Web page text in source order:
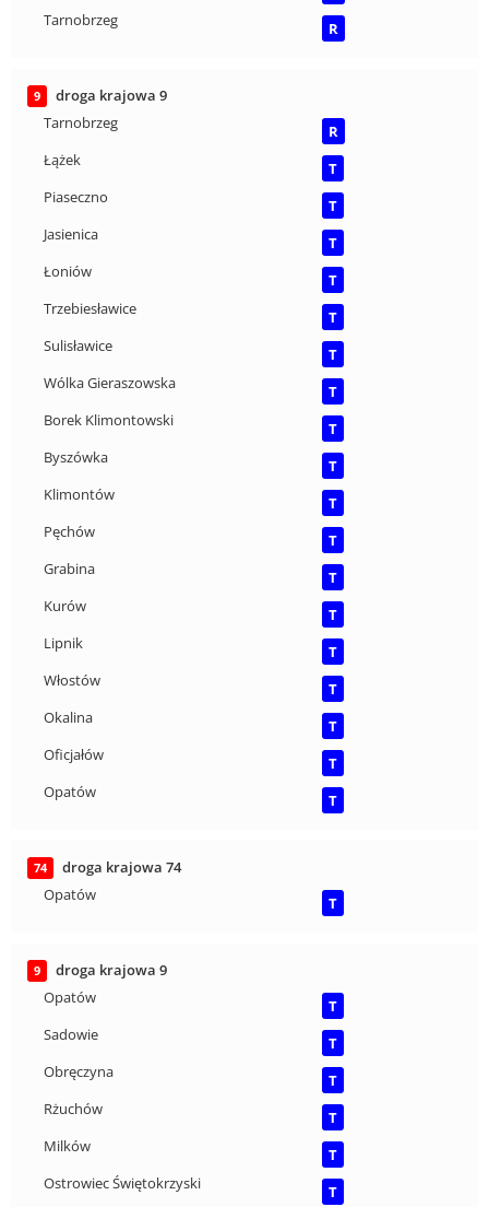
Tarnobrzeg
R
9
droga krajowa 9
Tarnobrzeg
R
Łążek
T
Piaseczno
T
Jasienica
T
Łoniów
T
Trzebiesławice
T
Sulisławice
T
Wólka Gieraszowska
T
Borek Klimontowski
T
Byszówka
T
Klimontów
T
Pęchów
T
Grabina
T
Kurów
T
Lipnik
T
Włostów
T
Okalina
T
Oficjałów
T
Opatów
T
74
droga krajowa 74
Opatów
T
9
droga krajowa 9
Opatów
T
Sadowie
T
Obręczyna
T
Rżuchów
T
Milków
T
Ostrowiec Świętokrzyski
T